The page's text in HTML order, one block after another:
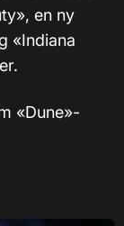
en ny
«Indiana
«Dune»-